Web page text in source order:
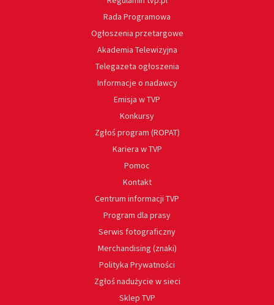
Rada Programowa
Ogłoszenia przetargowe
Akademia Telewizyjna
Telegazeta ogłoszenia
Informacje o nadawcy
Emisja w TVP
Konkursy
Zgłoś program (ROPAT)
Kariera w TVP
Pomoc
Kontakt
Centrum informacji TVP
Program dla prasy
Serwis fotograficzny
Merchandising (znaki)
Polityka Prywatności
Zgłoś nadużycie w sieci
Sklep TVP